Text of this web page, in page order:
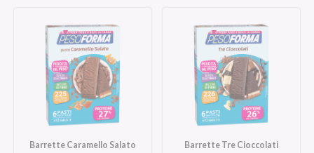
Barrette Caramello Salato Barrette Tre Cioccolati